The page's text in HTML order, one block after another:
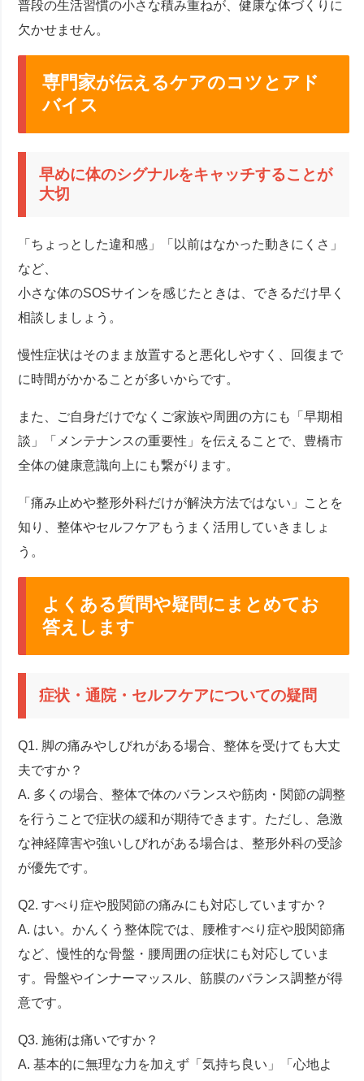
普段の生活習慣の小さな積み重ねが、健康な体づくりに
欠かせません。
専門家が伝えるケアのコツとアド
バイス
早めに体のシグナルをキャッチすることが
大切
「ちょっとした違和感」「以前はなかった動きにくさ」
など、
小さな体のSOSサインを感じたときは、できるだけ早く
相談しましょう。
慢性症状はそのまま放置すると悪化しやすく、回復まで
に時間がかかることが多いからです。
また、ご自身だけでなくご家族や周囲の方にも「早期相
談」「メンテナンスの重要性」を伝えることで、豊橋市
全体の健康意識向上にも繋がります。
「痛み止めや整形外科だけが解決方法ではない」ことを
知り、整体やセルフケアもうまく活用していきましょ
う。
よくある質問や疑問にまとめてお
答えします
症状・通院・セルフケアについての疑問
Q1. 脚の痛みやしびれがある場合、整体を受けても大丈
夫ですか？
A. 多くの場合、整体で体のバランスや筋肉・関節の調整
を行うことで症状の緩和が期待できます。ただし、急激
な神経障害や強いしびれがある場合は、整形外科の受診
が優先です。
Q2. すべり症や股関節の痛みにも対応していますか？
A. はい。かんくう整体院では、腰椎すべり症や股関節痛
など、慢性的な骨盤・腰周囲の症状にも対応していま
す。骨盤やインナーマッスル、筋膜のバランス調整が得
意です。
Q3. 施術は痛いですか？
A. 基本的に無理な力を加えず「気持ち良い」「心地よ